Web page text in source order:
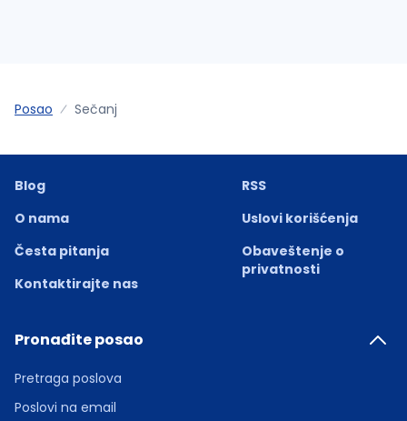
Posao Sečanj
Blog
O nama
Česta pitanja
Kontaktirajte nas
RSS
Uslovi korišćenja
Obaveštenje o
privatnosti
Pronađite posao
Pretraga poslova
Poslovi na email